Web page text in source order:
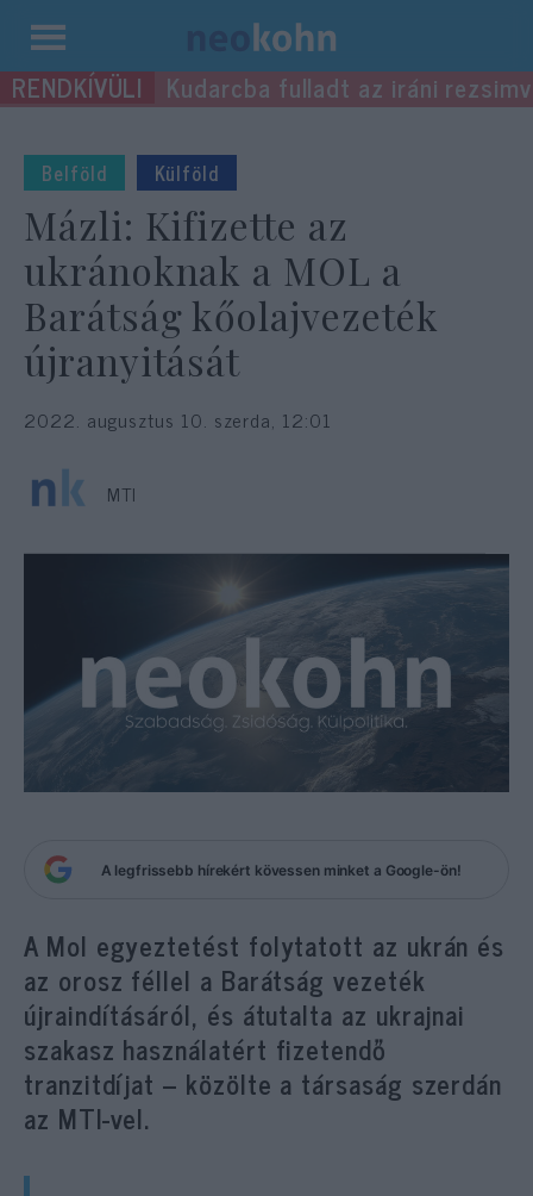
Kilépés
a Kudarcba fulladt az iráni
Belföld Külföld
Mázli: Kifizette az
ukránoknak a MOL a
Barátság kőolajvezeték
újranyitását
2022. augusztus 10. szerda, 12:01
MTI
A legfrissebb hírekért kövessen minket a Google-ön!
A Mol egyeztetést folytatott az ukrán és
az orosz féllel a Barátság vezeték
újraindításáról, és átutalta az ukrajnai
szakasz használatért fizetendő
tranzitdíjat – közölte a társaság szerdán
az MTI-vel.